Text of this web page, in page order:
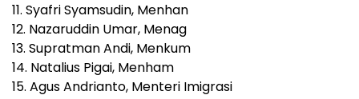
11. Syafri Syamsudin, Menhan
12. Nazaruddin Umar, Menag
13. Supratman Andi, Menkum
14. Natalius Pigai, Menham
15. Agus Andrianto, Menteri Imigrasi